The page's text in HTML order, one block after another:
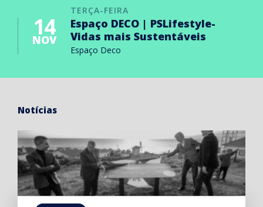
TERÇA-FEIRA
14
NOV
Espaço DECO | PSLifestyle-
Vidas mais Sustentáveis
Espaço Deco
Notícias